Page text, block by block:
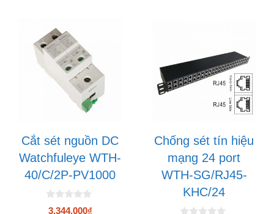
Cắt sét nguồn DC
Watchfuleye WTH-
40/C/2P-PV1000
0
3.344.000₫
Chống sét tín hiệu
mạng 24 port
WTH-SG/RJ45-
KHC/24